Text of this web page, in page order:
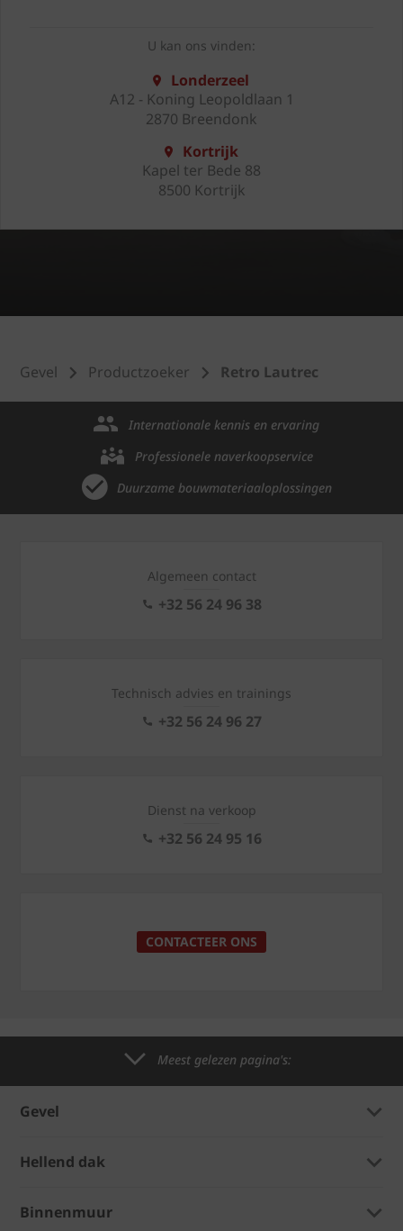
U kan ons vinden:
Londerzeel
A12 - Koning Leopoldlaan 1
2870 Breendonk
Kortrijk
Kapel ter Bede 88
8500 Kortrijk
Gevel Productzoeker Retro Lautrec
Internationale kennis en ervaring
Professionele naverkoopservice
Duurzame bouwmateriaaloplossingen
Algemeen contact
+32 56 24 96 38
Technisch advies en trainings
+32 56 24 96 27
Dienst na verkoop
+32 56 24 95 16
CONTACTEER ONS
Meest gelezen pagina's:
Gevel
Hellend dak
Binnenmuur